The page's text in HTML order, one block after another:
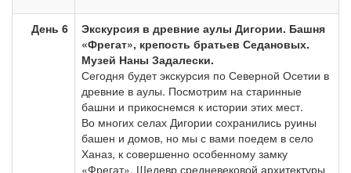
День 6
Экскурсия в древние аулы Дигории. Башня
«Фрегат», крепость братьев Седановых.
Музей Наны Задалески.
Сегодня будет экскурсия по Северной Осетии в
древние в аулы. Посмотрим на старинные
башни и прикоснемся к истории этих мест.
Во многих селах Дигории сохранились руины
башен и домов, но мы с вами поедем в село
Ханаз, к совершенно особенному замку
«Фрегат». Шедевр средневековой архитектуры